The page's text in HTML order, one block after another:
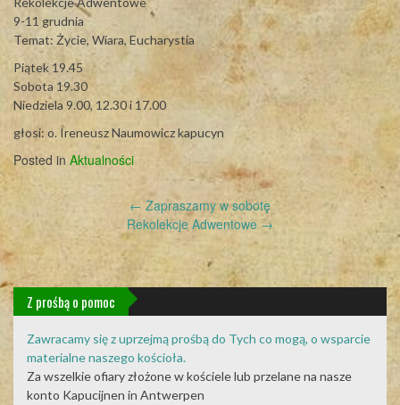
9-11 grudnia
Temat: Życie, Wiara, Eucharystia
Piątek 19.45
Sobota 19.30
Niedziela 9.00, 12.30 i 17.00
głosi: o. Ireneusz Naumowicz kapucyn
Posted in Aktualności
Post
navigation
← Zapraszamy w sobotę
Rekolekcje Adwentowe →
Z prośbą o pomoc
Zawracamy się z uprzejmą prośbą do Tych co mogą, o wsparcie
materialne naszego kościoła.
Za wszelkie ofiary złożone w kościele lub przelane na nasze
konto Kapucijnen in Antwerpen